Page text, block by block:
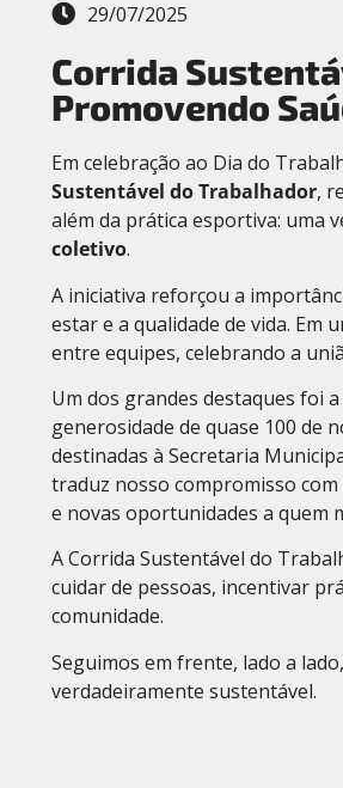
29/07/2025
Corrida
Promovendo
Em celebração ao Dia do
Sustentável do Trabalhador,
além da prática esportiva: uma
coletivo.
A iniciativa reforçou a
estar e a qualidade de vida. Em
entre equipes, celebrando a
Um dos grandes destaques foi
generosidade de quase 100 de
destinadas à Secretaria
traduz nosso compromisso
e novas oportunidades a quem
A Corrida Sustentável do
cuidar de pessoas, incentivar
comunidade.
Seguimos em frente, lado a
verdadeiramente sustentável.